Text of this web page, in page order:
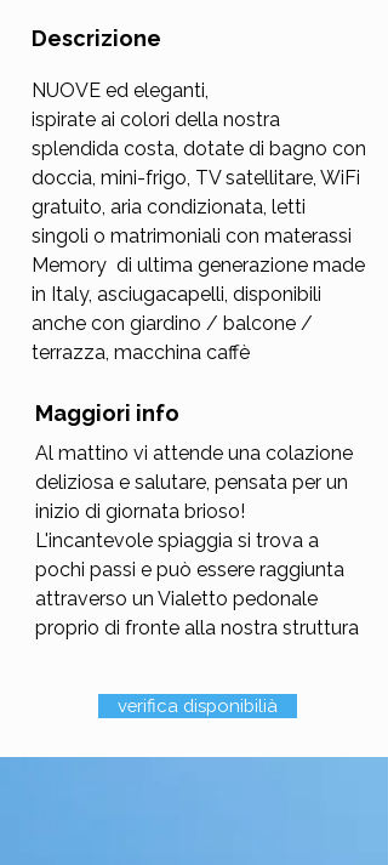
Descrizione
NUOVE ed eleganti,
ispirate ai colori della nostra
splendida costa, dotate di bagno con
doccia, mini-frigo, TV satellitare, WiFi
gratuito, aria condizionata, letti
singoli o matrimoniali con materassi
Memory di ultima generazione made
in Italy, asciugacapelli, disponibili
anche con giardino / balcone /
terrazza, macchina caffè
Maggiori info
Al mattino vi attende una colazione
deliziosa e salutare, pensata per un
inizio di giornata brioso!
L'incantevole spiaggia si trova a
pochi passi e può essere raggiunta
attraverso un Vialetto pedonale
proprio di fronte alla nostra struttura
verifica disponibilià